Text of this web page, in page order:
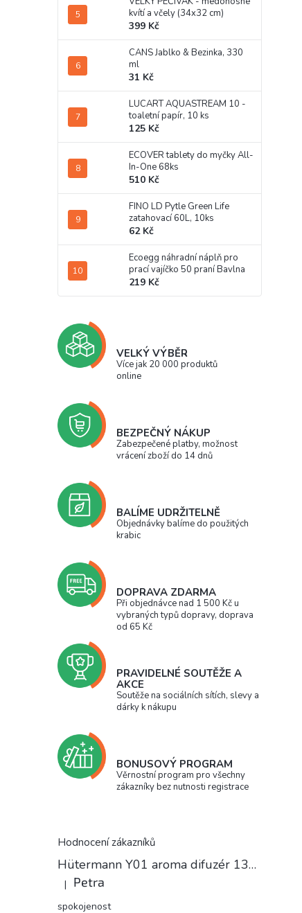
kvítí a včely (34x32 cm)
399 Kč
CANS Jablko & Bezinka, 330
ml
31 Kč
LUCART AQUASTREAM 10 -
toaletní papír, 10 ks
125 Kč
ECOVER tablety do myčky All-
In-One 68ks
510 Kč
FINO LD Pytle Green Life
zatahovací 60L, 10ks
62 Kč
Ecoegg náhradní náplň pro
prací vajíčko 50 praní Bavlna
219 Kč
VELKÝ VÝBĚR
Více jak 20 000 produktů
online
BEZPEČNÝ NÁKUP
Zabezpečené platby, možnost
vrácení zboží do 14 dnů
BALÍME UDRŽITELNĚ
Objednávky balíme do použitých
krabic
DOPRAVA ZDARMA
Při objednávce nad 1 500 Kč u
vybraných typů dopravy, doprava
od 65 Kč
PRAVIDELNÉ SOUTĚŽE A
AKCE
Soutěže na sociálních sítích, slevy a
dárky k nákupu
BONUSOVÝ PROGRAM
Věrnostní program pro všechny
zákazníky bez nutnosti registrace
Hodnocení zákazníků
Hütermann Y01 aroma difuzér 130ml světlé dřevo - ultrazvukový, USB.
Hodnocení produktu je 5 z 5 hvězdiček.
| Petra
spokojenost